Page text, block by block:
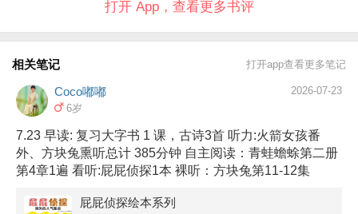
打开 App，查看更多书评
相关笔记 打开app查看更多笔记
Coco嘟嘟
6岁
2026-07-23
7.23 早读: 复习大字书 1 课，古诗3首 听力:火箭女孩番
外、方块兔熏听总计 385分钟 自主阅读：青蛙蟾蜍第二册
第4章1遍 看听:屁屁侦探1本 裸听：方块兔第11-12集
屁屁侦探绘本系列